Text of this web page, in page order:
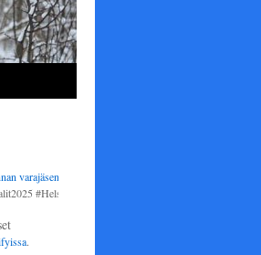
1.6.2025 alkaen. Varsinaisena
#perussuomalaiset